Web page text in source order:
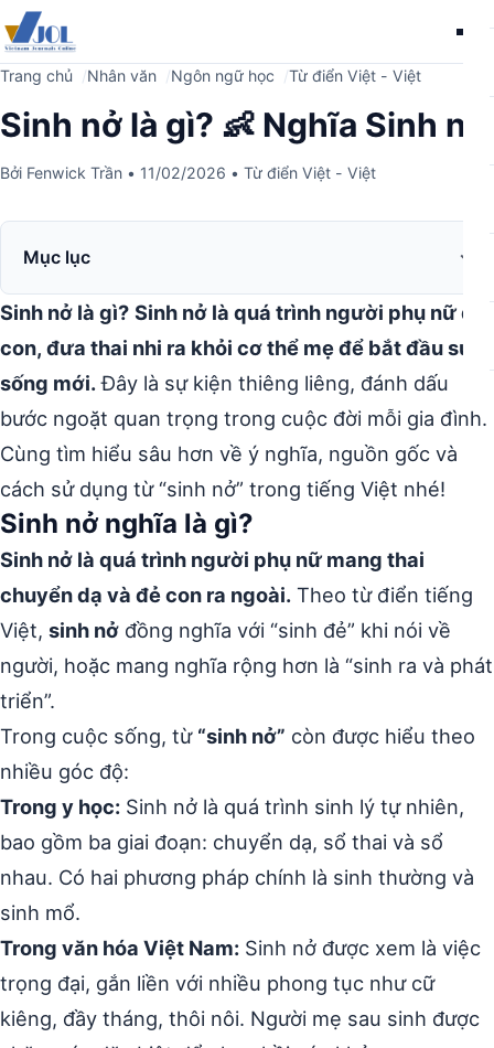
Trang chủ Nhân văn Ngôn ngữ học Từ điển Việt - Việt
Sinh nở là gì? 👶 Nghĩa Sinh nở
Bởi Fenwick Trần • 11/02/2026 • Từ điển Việt - Việt
Mục lục
Sinh nở là gì? Sinh nở là quá trình người phụ nữ đẻ
con, đưa thai nhi ra khỏi cơ thể mẹ để bắt đầu sự
sống mới.Đây là sự kiện thiêng liêng, đánh dấu
bước ngoặt quan trọng trong cuộc đời mỗi gia đình.
Cùng tìm hiểu sâu hơn về ý nghĩa, nguồn gốc và
cách sử dụng từ “sinh nở” trong tiếng Việt nhé!
Sinh nở nghĩa là gì?
Sinh nở là quá trình người phụ nữ mang thai
chuyển dạ và đẻ con ra ngoài. Theo từ điển tiếng
Việt, sinh nở đồng nghĩa với “sinh đẻ” khi nói về
người, hoặc mang nghĩa rộng hơn là “sinh ra và phát
triển”.
Trong cuộc sống, từ “sinh nở” còn được hiểu theo
nhiều góc độ:
Trong y học: Sinh nở là quá trình sinh lý tự nhiên,
bao gồm ba giai đoạn: chuyển dạ, sổ thai và sổ
nhau. Có hai phương pháp chính là sinh thường và
sinh mổ.
Trong văn hóa Việt Nam: Sinh nở được xem là việc
trọng đại, gắn liền với nhiều phong tục như cữ
kiêng, đầy tháng, thôi nôi. Người mẹ sau sinh được